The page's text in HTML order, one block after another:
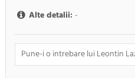
Alte detalii: -